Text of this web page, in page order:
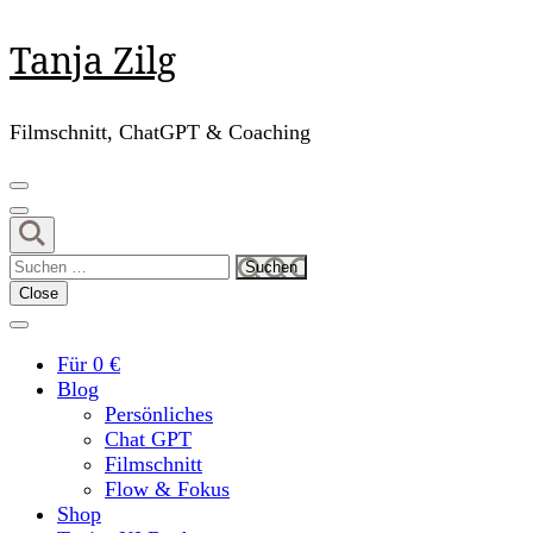
Skip
to
(Press
Enter)
Tanja Zilg
Filmschnitt, ChatGPT & Coaching
Suchen
nach:
Close
Für 0 €
Blog
Persönliches
Chat GPT
Filmschnitt
Flow & Fokus
Shop